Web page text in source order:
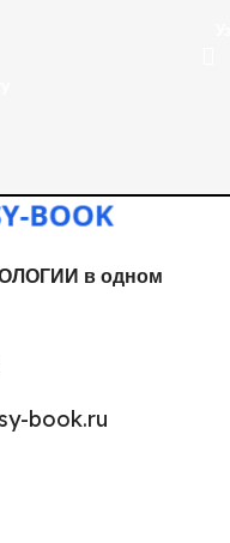
в одном
book.ru